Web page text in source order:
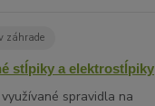
záhrade
stĺpiky a elektrostĺpiky
spravidla na